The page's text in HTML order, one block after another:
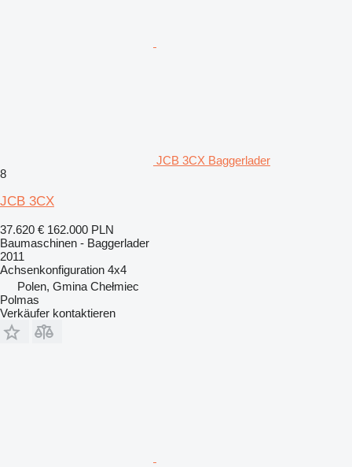
JCB 3CX Baggerlader
8
JCB 3CX
37.620 € 162.000 PLN
Baumaschinen - Baggerlader
2011
Achsenkonfiguration 4x4
Polen, Gmina Chełmiec
Polmas
Verkäufer kontaktieren